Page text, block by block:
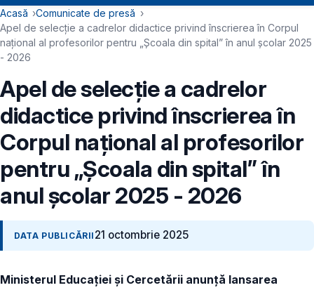
Navigație principală
Cale de navigare
Acasă
Comunicate de presă
Apel de selecție a cadrelor didactice privind înscrierea în Corpul
național al profesorilor pentru „Școala din spital” în anul școlar 2025
- 2026
Apel de selecție a cadrelor
didactice privind înscrierea în
Corpul național al profesorilor
pentru „Școala din spital” în
anul școlar 2025 - 2026
DATA PUBLICĂRII 21 octombrie 2025
Ministerul Educației și Cercetării anunță lansarea